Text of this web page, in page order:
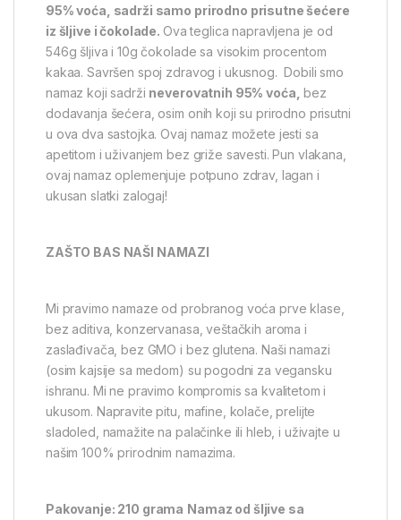
95% voća, sadrži samo prirodno prisutne šećere
iz šljive i čokolade. Ova teglica napravljena je od
546g šljiva i 10g čokolade sa visokim procentom
kakaa. Savršen spoj zdravog i ukusnog. Dobili smo
namaz koji sadrži neverovatnih 95% voća, bez
dodavanja šećera, osim onih koji su prirodno prisutni
u ova dva sastojka. Ovaj namaz možete jesti sa
apetitom i uživanjem bez griže savesti. Pun vlakana,
ovaj namaz oplemenjuje potpuno zdrav, lagan i
ukusan slatki zalogaj!
ZAŠTO BAS NAŠI NAMAZI
Mi pravimo namaze od probranog voća prve klase,
bez aditiva, konzervanasa, veštačkih aroma i
zaslađivača, bez GMO i bez glutena. Naši namazi
(osim kajsije sa medom) su pogodni za vegansku
ishranu. Mi ne pravimo kompromis sa kvalitetom i
ukusom. Napravite pitu, mafine, kolače, prelijte
sladoled, namažite na palačinke ili hleb, i uživajte u
našim 100% prirodnim namazima.
Pakovanje: 210 grama Namaz od šljive sa